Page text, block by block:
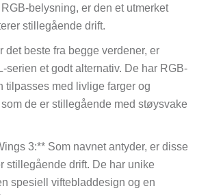
belysning, er den et utmerket
stillegående drift.
det beste fra begge verdener, er
serien et godt alternativ. De har RGB-
tilpasses med livlige farger og
de er stillegående med støysvake
3:** Som navnet antyder, er disse
stillegående drift. De har unike
spesiell viftebladdesign og en